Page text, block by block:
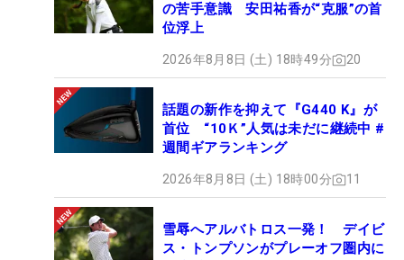
の苦手意識 安田祐香が“克服”の首
位浮上
2026年8月8日 (土) 18時49分 20
話題の新作を抑えて『G440 K』が
首位 “10Ｋ”人気は未だに継続中 #
週間ギアランキング
2026年8月8日 (土) 18時00分 11
雪辱へアルバトロス一発！ デイビ
ス・トンプソンがプレーオフ圏内に